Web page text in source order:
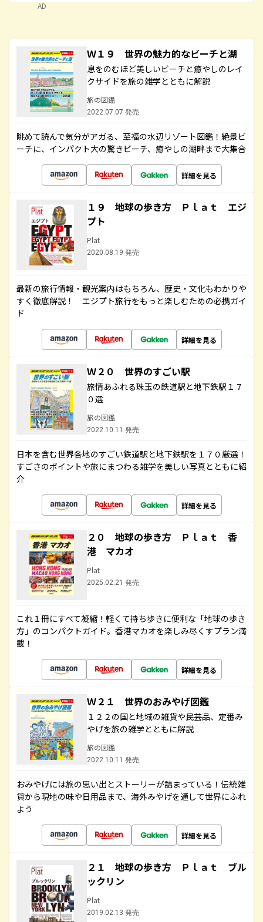
AD
Ｗ１９ 世界の魅力的なビーチと湖
息をのむほど美しいビーチと癒やしのレイ
クサイドを旅の雑学とともに解説
旅の図鑑
2022.07.07 発売
眺めて読んで気分がアガる、至福の水辺リゾート図鑑！絶景ビ
ーチに、インパクト大の驚きビーチ、癒やしの湖畔まで大集合
詳細を見る
１９ 地球の歩き方 Ｐｌａｔ エジ
プト
Plat
2020.08.19 発売
最新の旅行情報・観光案内はもちろん、歴史・文化もわかりや
すく徹底解説！ エジプト旅行をもっと楽しむための必携ガイ
ド
詳細を見る
Ｗ２０ 世界のすごい駅
旅情あふれる珠玉の鉄道駅と地下鉄駅１７
０選
旅の図鑑
2022.10.11 発売
日本を含む世界各地のすごい鉄道駅と地下鉄駅を１７０厳選！
すごさのポイントや旅にまつわる雑学を美しい写真とともに紹
介
詳細を見る
２０ 地球の歩き方 Ｐｌａｔ 香
港 マカオ
Plat
2025.02.21 発売
これ１冊にすべて凝縮！軽くて持ち歩きに便利な「地球の歩き
方」のコンパクトガイド。香港マカオを楽しみ尽くすプラン満
載！
詳細を見る
Ｗ２１ 世界のおみやげ図鑑
１２２の国と地域の雑貨や民芸品、定番み
やげを旅の雑学とともに解説
旅の図鑑
2022.10.11 発売
おみやげには旅の思い出とストーリーが詰まっている！伝統雑
貨から現地の味や日用品まで、海外みやげを通して世界にふれ
よう
詳細を見る
２１ 地球の歩き方 Ｐｌａｔ ブル
ックリン
Plat
2019.02.13 発売